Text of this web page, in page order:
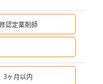
認定薬剤師
3ヶ月以内